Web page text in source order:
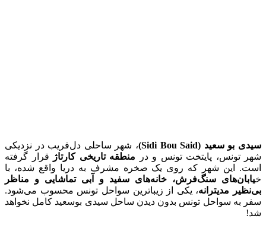
سیدی بو سعید (Sidi Bou Said)
، شهر ساحلی دل‌فریب در نزدیکی
شهر تونس، پایتخت تونس و در منطقه تاریخی کارتاژ قرار گرفته
است. این شهر که روی یک صخره مشرف به دریا واقع شده، با
خیابان‌های سنگ‌فرش، خانه‌های سفید و آبی تماشایی و مناظر
بی‌نظیر مدیترانه، یکی از زیباترین سواحل تونس محسوب می‌شود.
سفر به سواحل تونس بدون دیدن ساحل سیدی بوسعید کامل نخواهد
شد!